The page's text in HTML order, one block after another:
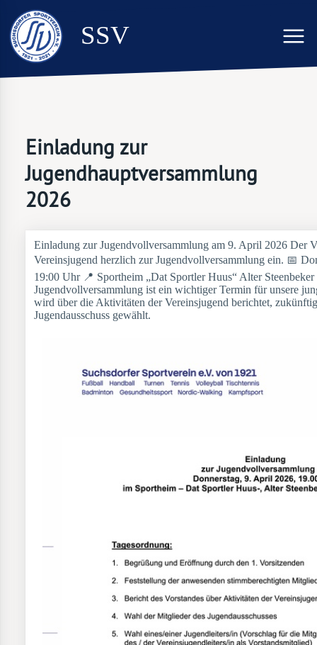
SSV
Einladung zur
Jugendhauptversammlung
2026
Einladung zur Jugendvollversammlung am 9. April 2026 Der
Vereinsjugend herzlich zur Jugendvollversammlung ein. 📅
19:00 Uhr 📍 Sportheim „Dat Sportler Huus“ Alter
Jugendvollversammlung ist ein wichtiger Termin für unsere
wird über die Aktivitäten der Vereinsjugend berichtet,
Jugendausschuss gewählt.